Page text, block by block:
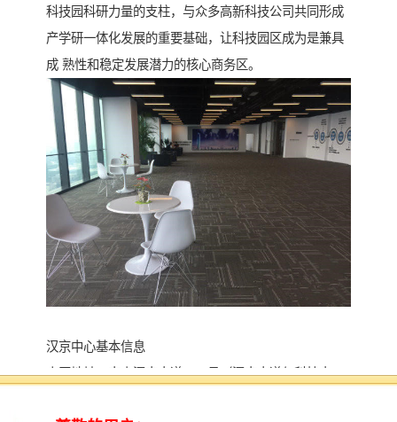
科技园科研力量的支柱，与众多高新科技公司共同形成
产学研一体化发展的重要基础，让科技园区成为是兼具
成 熟性和稳定发展潜力的核心商务区。
汉京中心基本信息
小区地址：南山深南大道9968号（深南大道与科技中一